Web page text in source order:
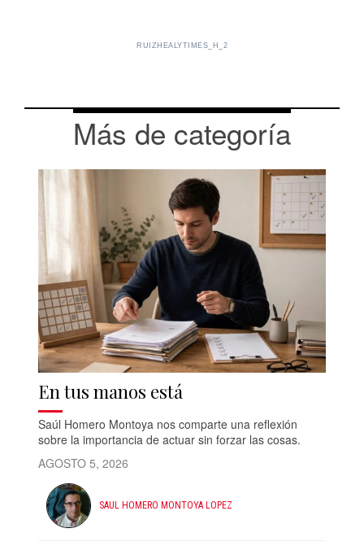
RUIZHEALYTIMES_H_2
Más de categoría
En tus manos está
Saúl Homero Montoya nos comparte una reflexión
sobre la importancia de actuar sin forzar las cosas.
AGOSTO 5, 2026
SAUL HOMERO MONTOYA LOPEZ